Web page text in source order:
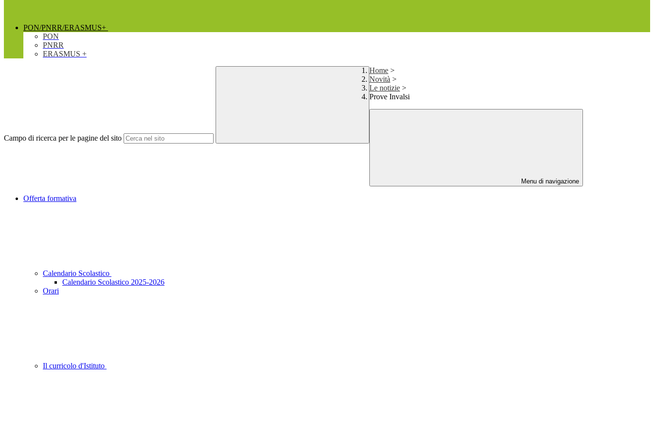
PON/PNRR/ERASMUS+
PON
PNRR
ERASMUS +
Campo di ricerca per le pagine del sito
Home >
Novità >
Le notizie >
Prove Invalsi
Menu di navigazione
Offerta formativa
Calendario Scolastico
Calendario Scolastico 2025-2026
Orari
Il curricolo d'Istituto